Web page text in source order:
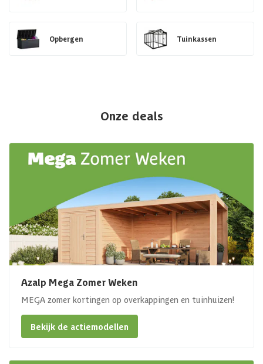
Opbergen Tuinkassen
Onze deals
Azalp Mega Zomer Weken
MEGA zomer kortingen op overkappingen en tuinhuizen!
Bekijk de actiemodellen